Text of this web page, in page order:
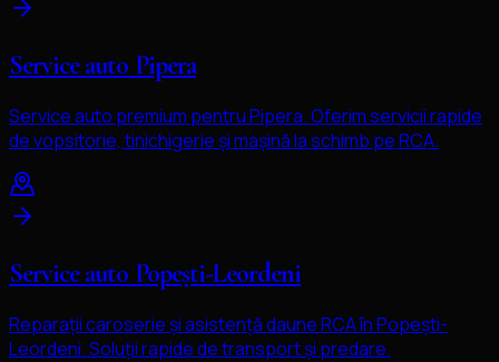
Service auto Pipera
Service auto premium pentru Pipera. Oferim servicii rapide
de vopsitorie, tinichigerie și mașină la schimb pe RCA.
Service auto Popești-Leordeni
Reparații caroserie și asistență daune RCA în Popești-
Leordeni. Soluții rapide de transport și predare.